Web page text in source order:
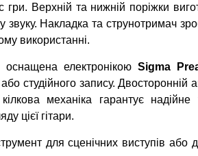
гри. Верхній та нижній поріжки
Накладка та струнотримач
використанні.
оснащена електронікою Sigma
студійного запису.
механіка гарантує
цієї гітари.
для сценічних виступів або